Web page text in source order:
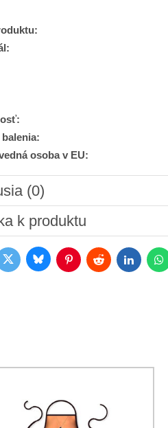
osoba v EU:
(0)
komentár
som sa s podmienkamiOchrany
k produktu
Twitter BlueskyPinterestReddit LinkedIn